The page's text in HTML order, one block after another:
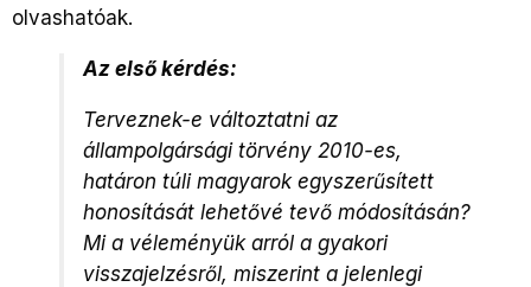
olvashatóak.
Az első kérdés:
Terveznek-e változtatni az
állampolgársági törvény 2010-es,
határon túli magyarok egyszerűsített
honosítását lehetővé tevő módosításán?
Mi a véleményük arról a gyakori
visszajelzésről, miszerint a jelenlegi